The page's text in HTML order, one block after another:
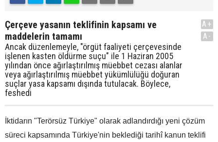
Çerçeve yasanın teklifinin kapsamı ve
maddelerin tamamı
Ancak düzenlemeyle, "örgüt faaliyeti çerçevesinde
işlenen kasten öldürme suçu" ile 1 Haziran 2005
yılından önce ağırlaştırılmış müebbet cezası alanlar
veya ağırlaştırılmış müebbet yükümlülüğü doğuran
suçlar yasa kapsamı dışında tutulacak. Böylece,
feshedi
A+
A-
İktidarın "Terörsüz Türkiye" olarak adlandırdığı yeni çözüm
süreci kapsamında Türkiye'nin beklediği tarihî kanun teklifi